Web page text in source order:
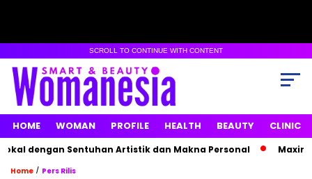
SCROLL TO CONTINUE WITH CONTENT
HOME WOMAN PROFILE HEALTH BEAUTY CLINIC
dengan Sentuhan Artistik dan Makna Personal Maxime
Home / Pers Rilis